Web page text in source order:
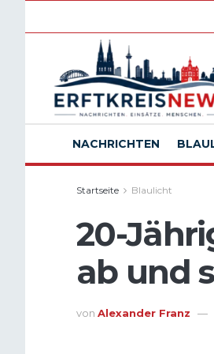
NACHRICHTEN
Startseite Blaulicht
20-
ab und
von Alexander Franz